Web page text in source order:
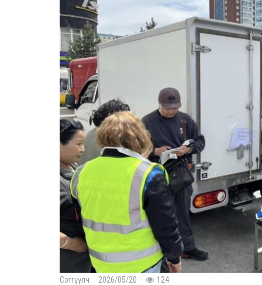
Сэтгүүлч 2026/05/20 124